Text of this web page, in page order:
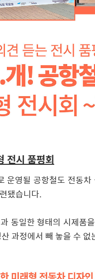
전시 품평회
운영될 공항철도 전동
됐습니다.
동일한 형태의 시제품
과정에서 빼 놓을 수